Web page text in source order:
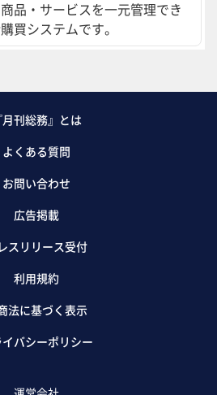
品・サービスを一元管理でき
買システムです。
月刊総務』とは
よくある質問
お問い合わせ
広告掲載
スリリース受付
利用規約
法に基づく表示
バシーポリシー